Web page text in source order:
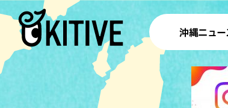
沖縄ニュー